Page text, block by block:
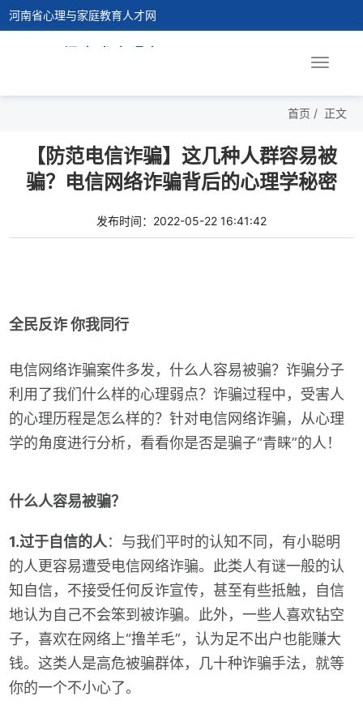
河南省心理与家庭教育人才网
Toggle
首页 / 正文
【防范电信诈骗】这几种人群容易被
骗？电信网络诈骗背后的心理学秘密
发布时间：2022-05-22 16:41:42
全民反诈 你我同行
电信网络诈骗案件多发，什么人容易被骗？诈骗分子
利用了我们什么样的心理弱点？诈骗过程中，受害人
的心理历程是怎么样的？针对电信网络诈骗，从心理
学的角度进行分析，看看你是否是骗子“青睐”的人！
什么人容易被骗？
1.过于自信的人：与我们平时的认知不同，有小聪明
的人更容易遭受电信网络诈骗。此类人有谜一般的认
知自信，不接受任何反诈宣传，甚至有些抵触，自信
地认为自己不会笨到被诈骗。此外，一些人喜欢钻空
子，喜欢在网络上“撸羊毛”，认为足不出户也能赚大
钱。这类人是高危被骗群体，几十种诈骗手法，就等
你的一个不小心了。